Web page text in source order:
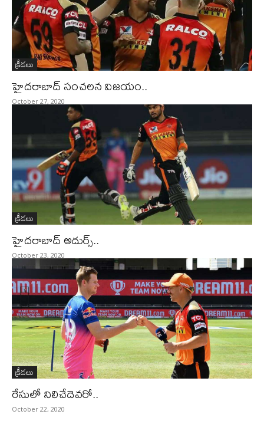
క్రీడలు
హైదరాబాద్‌ సంచలన విజయం..
October 27, 2020
క్రీడలు
హైదరాబాద్‌ అదుర్స్‌..
October 23, 2020
క్రీడలు
రేసులో నిలిచేదెవరో..
October 22, 2020